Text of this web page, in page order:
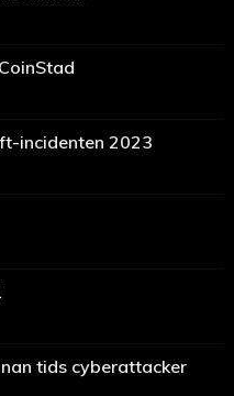
incidenten 2023
tids cyberattacker